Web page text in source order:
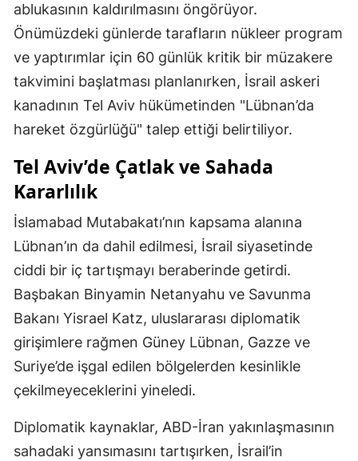
ablukasının kaldırılmasını öngörüyor.
Önümüzdeki günlerde tarafların nükleer program
ve yaptırımlar için 60 günlük kritik bir müzakere
takvimini başlatması planlanırken, İsrail askeri
kanadının Tel Aviv hükümetinden "Lübnan’da
hareket özgürlüğü" talep ettiği belirtiliyor.
Tel Aviv’de Çatlak ve Sahada
Kararlılık
İslamabad Mutabakatı’nın kapsama alanına
Lübnan’ın da dahil edilmesi, İsrail siyasetinde
ciddi bir iç tartışmayı beraberinde getirdi.
Başbakan Binyamin Netanyahu ve Savunma
Bakanı Yisrael Katz, uluslararası diplomatik
girişimlere rağmen Güney Lübnan, Gazze ve
Suriye’de işgal edilen bölgelerden kesinlikle
çekilmeyeceklerini yineledi.
Diplomatik kaynaklar, ABD-İran yakınlaşmasının
sahadaki yansımasını tartışırken, İsrail’in